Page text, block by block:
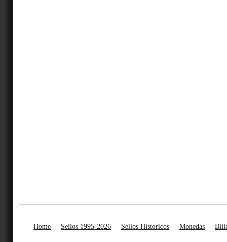
Home Sellos 1995-2026 Sellos Historicos Monedas